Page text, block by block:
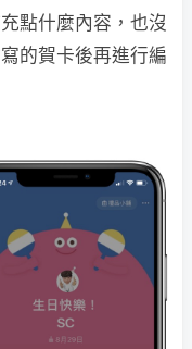
點什麼內容，也沒
的賀卡後再進行編